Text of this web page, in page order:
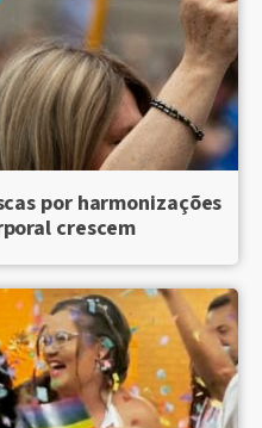
por harmonizações
crescem